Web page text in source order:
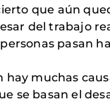
que aún
del trabajo
pasan
muchas
se basan el